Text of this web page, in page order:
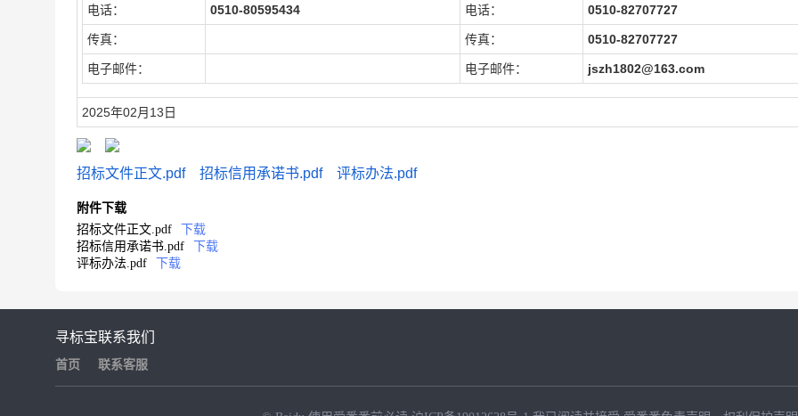
电话： 0510-80595434 电话： 0510-82707727
传真： 传真： 0510-82707727
电子邮件： 电子邮件： jszh1802@163.com
2025年02月13日
招标文件正文.pdf 招标信用承诺书.pdf 评标办法.pdf
附件下载
招标文件正文.pdf
下载
招标信用承诺书.pdf
下载
评标办法.pdf
下载
寻标宝
首页
联系我们
联系客服